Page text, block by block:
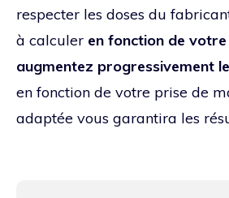
respecter les doses du
à calculer en fonction de
augmentez progressivement
en fonction de votre prise de
adaptée vous garantira les